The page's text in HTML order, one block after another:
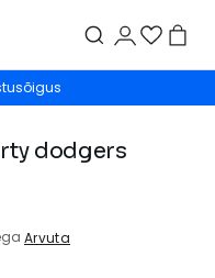
dodgers
Arvuta